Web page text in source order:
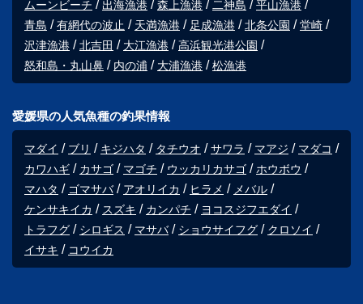
ムーンビーチ 出海漁港 森上漁港 二神島
平山漁港
青島
有網代の波止 天満漁港 足成漁港 北条公園
堂崎
沢津漁港
北吉田 大江漁港
高浜観光港公園
怒和島・丸山鼻
内の浦 大浦漁港 松漁港
愛媛県の人気魚種の釣果情報
マダイ ブリ キジハタ タチウオ サワラ マアジ
マダコ
カワハギ
カサゴ マゴチ ウッカリカサゴ
ホウボウ
マハタ
ゴマサバ アオリイカ ヒラメ
メバル
ケンサキイカ
スズキ カンパチ
ヨコスジフエダイ
トラフグ
シロギス マサバ ショウサイフグ
クロソイ
イサキ
コウイカ